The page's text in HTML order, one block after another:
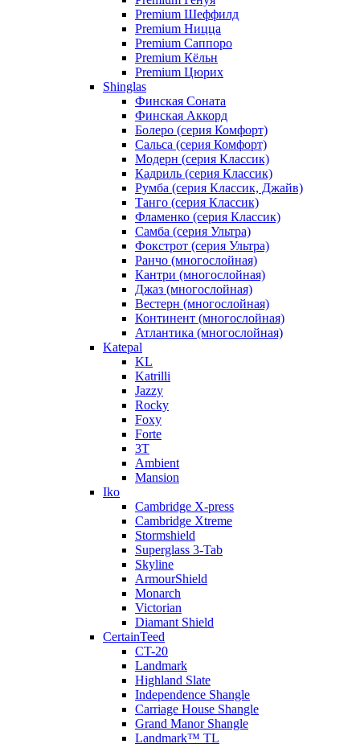
Premium Шеффилд
Premium Ницца
Premium Саппоро
Premium Кёльн
Premium Цюрих
Shinglas
Финская Соната
Финская Аккорд
Болеро (серия Комфорт)
Сальса (серия Комфорт)
Модерн (серия Классик)
Кадриль (серия Классик)
Румба (серия Классик, Джайв)
Танго (серия Классик)
Фламенко (серия Классик)
Самба (серия Ультра)
Фокстрот (серия Ультра)
Ранчо (многослойная)
Кантри (многослойная)
Джаз (многослойная)
Вестерн (многослойная)
Континент (многослойная)
Атлантика (многослойная)
Katepal
KL
Katrilli
Jazzy
Rocky
Foxy
Forte
3T
Ambient
Mansion
Iko
Cambridge X-press
Cambridge Xtreme
Stormshield
Superglass 3-Tab
Skyline
ArmourShield
Monarch
Victorian
Diamant Shield
CertainTeed
CT-20
Landmark
Highland Slate
Independence Shangle
Carriage House Shangle
Grand Manor Shangle
Landmark™ TL